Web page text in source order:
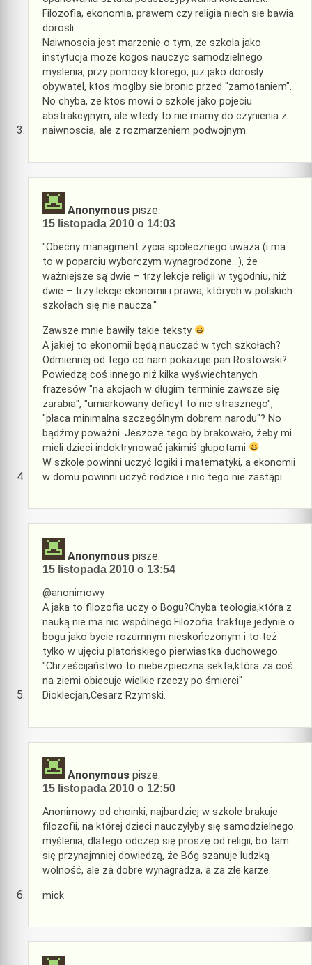
Filozofia, ekonomia, prawem czy religia niech sie bawia
dorosli.
Naiwnoscia jest marzenie o tym, ze szkola jako
instytucja moze kogos nauczyc samodzielnego
myslenia, przy pomocy ktorego, juz jako dorosly
obywatel, ktos moglby sie bronic przed "zamotaniem".
No chyba, ze ktos mowi o szkole jako pojeciu
abstrakcyjnym, ale wtedy to nie mamy do czynienia z
naiwnoscia, ale z rozmarzeniem podwojnym.
Anonymous pisze:
15 listopada 2010 o 14:03
"Obecny managment życia społecznego uważa (i ma
to w poparciu wyborczym wynagrodzone…), że
ważniejsze są dwie – trzy lekcje religii w tygodniu, niż
dwie – trzy lekcje ekonomii i prawa, których w polskich
szkołach się nie naucza."
Zawsze mnie bawiły takie teksty
A jakiej to ekonomii będą nauczać w tych szkołach?
Odmiennej od tego co nam pokazuje pan Rostowski?
Powiedzą coś innego niż kilka wyświechtanych
frazesów "na akcjach w długim terminie zawsze się
zarabia", "umiarkowany deficyt to nic strasznego",
"płaca minimalna szczególnym dobrem narodu"? No
bądźmy poważni. Jeszcze tego by brakowało, żeby mi
mieli dzieci indoktrynować jakimiś głupotami
W szkole powinni uczyć logiki i matematyki, a ekonomii
w domu powinni uczyć rodzice i nic tego nie zastąpi.
Anonymous pisze:
15 listopada 2010 o 13:54
@anonimowy
A jaka to filozofia uczy o Bogu?Chyba teologia,która z
nauką nie ma nic wspólnego.Filozofia traktuje jedynie o
bogu jako bycie rozumnym nieskończonym i to też
tylko w ujęciu platońskiego pierwiastka duchowego.
"Chrześcijaństwo to niebezpieczna sekta,która za coś
na ziemi obiecuje wielkie rzeczy po śmierci"
Dioklecjan,Cesarz Rzymski.
Anonymous pisze:
15 listopada 2010 o 12:50
Anonimowy od choinki, najbardziej w szkole brakuje
filozofii, na której dzieci nauczyłyby się samodzielnego
myślenia, dlatego odczep się proszę od religii, bo tam
się przynajmniej dowiedzą, że Bóg szanuje ludzką
wolność, ale za dobre wynagradza, a za złe karze.
mick